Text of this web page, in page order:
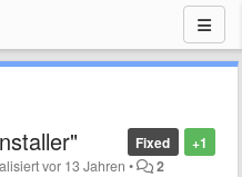
+1
Fixed
vor 13 Jahren • 2